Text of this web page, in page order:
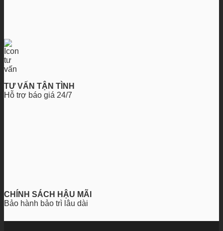
TƯ VẤN TẬN TÌNH
Hỗ trợ báo giá 24/7
CHÍNH SÁCH HẬU MÃI
Bảo hành bảo trì lâu dài